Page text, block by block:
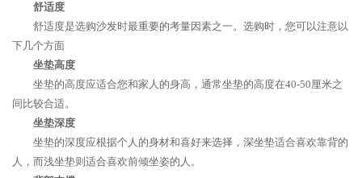
舒适度
舒适度是选购沙发时最重要的考量因素之一。选购时，您可以注意以
下几个方面
坐垫高度
坐垫的高度应适合您和家人的身高，通常坐垫的高度在40-50厘米之
间比较合适。
坐垫深度
坐垫的深度应根据个人的身材和喜好来选择，深坐垫适合喜欢靠背的
人，而浅坐垫则适合喜欢前倾坐姿的人。